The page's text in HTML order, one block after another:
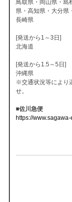
鳥取県・岡山県・島
県・高知県・大分県
長崎県
[発送から1～3日]
北海道
[発送から1.5～5日]
沖縄県
※交通状況等により
せ。
■佐川急便
https://